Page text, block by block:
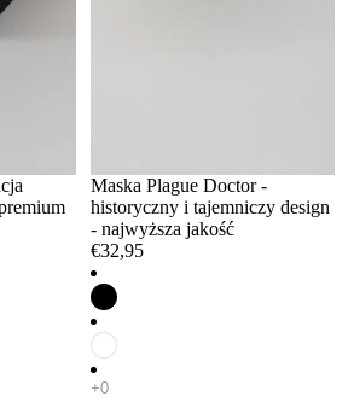
Maska Plague Doctor -
historyczny i tajemniczy design
- najwyższa jakość
€32,95